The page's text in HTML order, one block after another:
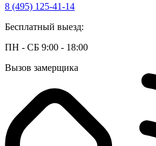
8 (495) 125-41-14
Бесплатный выезд:
ПН - СБ 9:00 - 18:00
Вызов замерщика